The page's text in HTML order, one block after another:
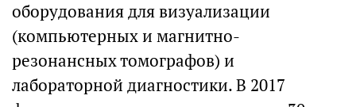
оборудования для визуализации
(компьютерных и магнитно-
резонансных томографов) и
лабораторной диагностики. В 2017